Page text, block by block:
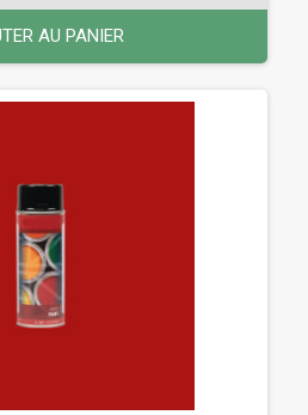
AU PANIER